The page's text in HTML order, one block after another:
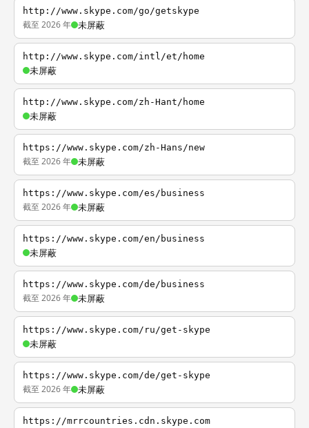
http://www.skype.com/go/getskype
截至 2026 年 未屏蔽
http://www.skype.com/intl/et/home
未屏蔽
http://www.skype.com/zh-Hant/home
未屏蔽
https://www.skype.com/zh-Hans/new
截至 2026 年 未屏蔽
https://www.skype.com/es/business
截至 2026 年 未屏蔽
https://www.skype.com/en/business
未屏蔽
https://www.skype.com/de/business
截至 2026 年 未屏蔽
https://www.skype.com/ru/get-skype
未屏蔽
https://www.skype.com/de/get-skype
截至 2026 年 未屏蔽
https://mrrcountries.cdn.skype.com